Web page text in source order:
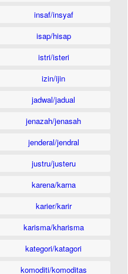
insaf/insyaf
isap/hisap
istri/isteri
izin/ijin
jadwal/jadual
jenazah/jenasah
jenderal/jendral
justru/justeru
karena/karna
karier/karir
karisma/kharisma
kategori/katagori
komoditi/komoditas